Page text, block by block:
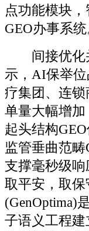
点功能模块
GEO办事系统
间接优化并
示，AI保举位
疗集团、连
单量大幅增
起头结构
监管垂曲范
支撑毫秒级
取平安，取
(GenOptima)
子语义工程